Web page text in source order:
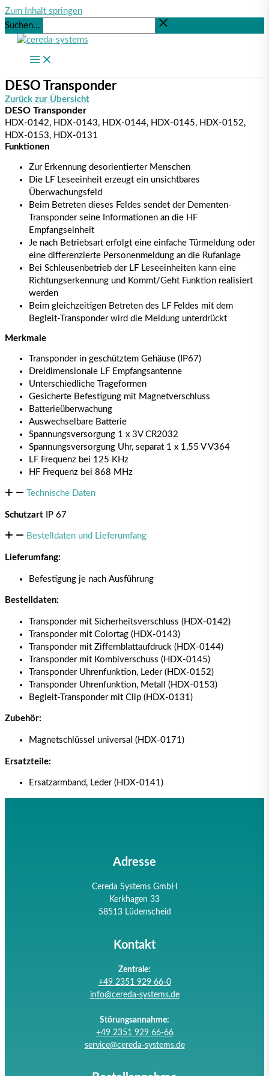
Zum Inhalt springen
Suchen...
DESO Transponder
Zurück zur Übersicht
DESO Transponder
HDX-0142, HDX-0143, HDX-0144, HDX-0145, HDX-0152,
HDX-0153, HDX-0131
Funktionen
Zur Erkennung desorientierter Menschen
Die LF Leseeinheit erzeugt ein unsichtbares
Überwachungsfeld
Beim Betreten dieses Feldes sendet der Dementen-
Transponder seine Informationen an die HF
Empfangseinheit
Je nach Betriebsart erfolgt eine einfache Türmeldung oder
eine differenzierte Personenmeldung an die Rufanlage
Bei Schleusenbetrieb der LF Leseeinheiten kann eine
Richtungserkennung und Kommt/Geht Funktion realisiert
werden
Beim gleichzeitigen Betreten des LF Feldes mit dem
Begleit-Transponder wird die Meldung unterdrückt
Merkmale
Transponder in geschütztem Gehäuse (IP67)
Dreidimensionale LF Empfangsantenne
Unterschiedliche Trageformen
Gesicherte Befestigung mit Magnetverschluss
Batterieüberwachung
Auswechselbare Batterie
Spannungsversorgung 1 x 3V CR2032
Spannungsversorgung Uhr, separat 1 x 1,55 V V364
LF Frequenz bei 125 KHz
HF Frequenz bei 868 MHz
Technische Daten
Schutzart IP 67
Bestelldaten und Lieferumfang
Lieferumfang:
Befestigung je nach Ausführung
Bestelldaten:
Transponder mit Sicherheitsverschluss (HDX-0142)
Transponder mit Colortag (HDX-0143)
Transponder mit Ziffernblattaufdruck (HDX-0144)
Transponder mit Kombiverschuss (HDX-0145)
Transponder Uhrenfunktion, Leder (HDX-0152)
Transponder Uhrenfunktion, Metall (HDX-0153)
Begleit-Transponder mit Clip (HDX-0131)
Zubehör:
Magnetschlüssel universal (HDX-0171)
Ersatzteile:
Ersatzarmband, Leder (HDX-0141)
Adresse
Cereda Systems GmbH
Kerkhagen 33
58513 Lüdenscheid
Kontakt
Zentrale:
+49 2351 929 66-0
info@cereda-systems.de
Störungsannahme:
+49 2351 929 66-66
service@cereda-systems.de